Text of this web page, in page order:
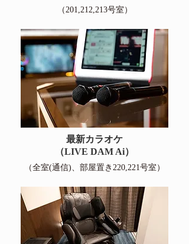
（201,212,213号室）
最新カラオケ
（LIVE DAM Ai）
（全室(通信)、部屋置き220,221号室）